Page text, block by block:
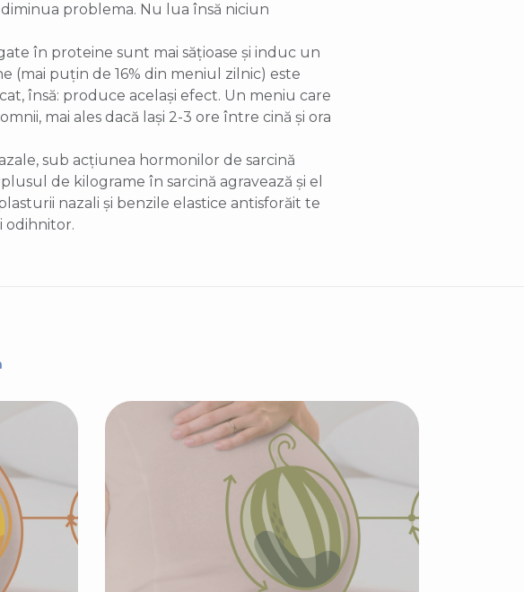
problema. Nu lua însă niciun
în proteine sunt mai sățioase și induc un
(mai puțin de 16% din meniul zilnic) este
însă: produce același efect. Un meniu care
mai ales dacă lași 2-3 ore între cină și ora
sub acțiunea hormonilor de sarcină
de kilograme în sarcină agravează și el
nazali și benzile elastice antisforăit te
odihnitor.